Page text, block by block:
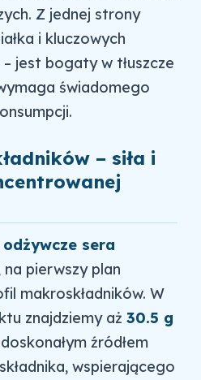
Z jednej strony
i kluczowych
– jest bogaty w tłuszcze
świadomego
– siła i
sera
na pierwszy plan
makroskładników. W
znajdziemy aż 30.5 g
źródłem
wspierającego